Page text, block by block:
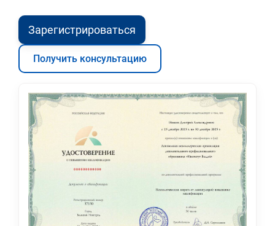
Зарегистрироваться
Получить консультацию